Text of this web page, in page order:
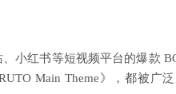
小红书等短视频平台的爆款
Main Theme》，都被广